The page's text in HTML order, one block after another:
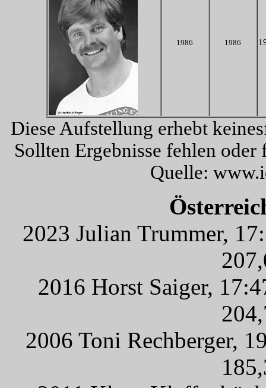
1986 1986
Diese Aufstellung erhebt
Sollten Ergebnisse fehlen
Quelle:
2023 Julian Trummer,
2016 Horst Saiger,
2006 Toni Rechberger,